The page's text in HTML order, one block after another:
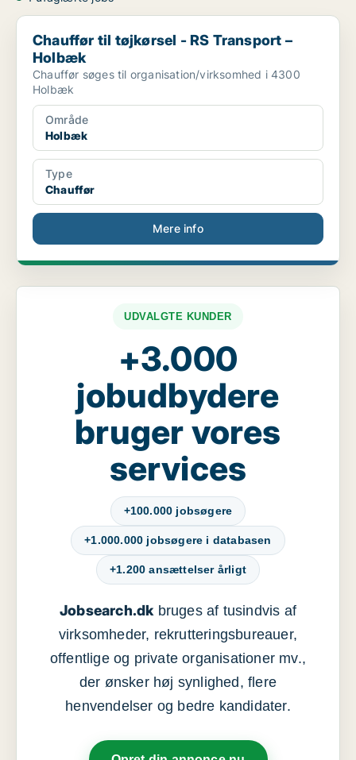
Chauffør til tøjkørsel - RS Transport – Holbæk
Chauffør til tøjkørsel - RS Transport –
Holbæk
Chauffør søges til organisation/virksomhed i 4300
Holbæk
Område
Holbæk
Type
Chauffør
Mere info
UDVALGTE KUNDER
+3.000
jobudbydere
bruger vores
services
+100.000 jobsøgere
+1.000.000 jobsøgere i databasen
+1.200 ansættelser årligt
Jobsearch.dkbruges af tusindvis af
virksomheder, rekrutteringsbureauer,
offentlige og private organisationer mv.,
der ønsker høj synlighed, flere
henvendelser og bedre kandidater.